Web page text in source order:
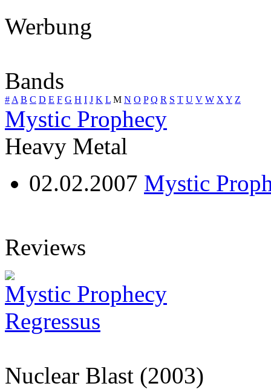
Werbung
Bands
# A B C D E F G H I J K L M N O P Q R S T U V W X Y Z
Mystic Prophecy
Heavy Metal
02.02.2007 Mystic
Reviews
Mystic Prophecy
Regressus
Nuclear Blast (2003)